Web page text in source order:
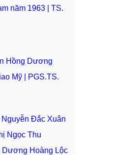
năm 1963 | TS.
Hồng Dương
Mỹ | PGS.TS.
Đắc Xuân
Ngọc Thu
Dương Hoàng Lộc